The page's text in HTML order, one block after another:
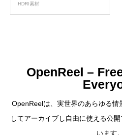
HDRI素材
OpenReel –
OpenReelは、実世界のあらゆる情
してアーカイブし自由に使える公
います。